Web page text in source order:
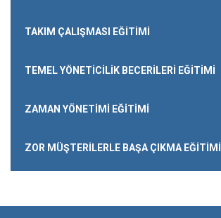
TAKIM ÇALIŞMASI EĞITIMI
TEMEL YÖNETICILIK BECERILERI EĞITIMI
ZAMAN YÖNETIMI EĞITIMI
ZOR MÜŞTERILERLE BAŞA ÇIKMA EĞITIMI